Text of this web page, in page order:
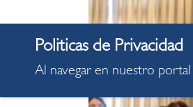
Al navegar en nuestro